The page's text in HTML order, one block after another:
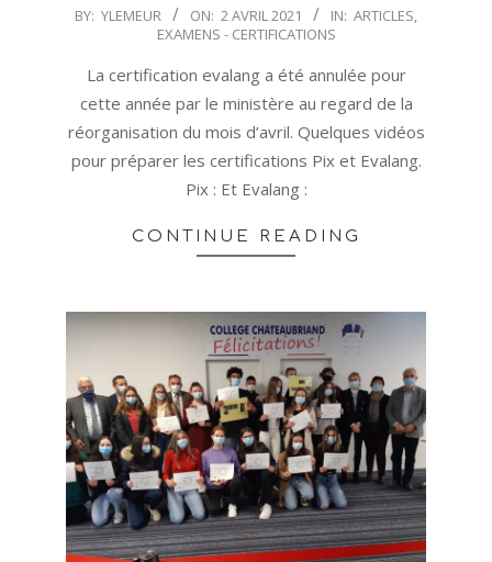
2021-
BY: YLEMEUR ON: 2 AVRIL 2021 IN: ARTICLES,
EXAMENS - CERTIFICATIONS
La certification evalang a été annulée pour
cette année par le ministère au regard de la
réorganisation du mois d’avril. Quelques vidéos
pour préparer les certifications Pix et Evalang.
Pix : Et Evalang :
CONTINUE READING